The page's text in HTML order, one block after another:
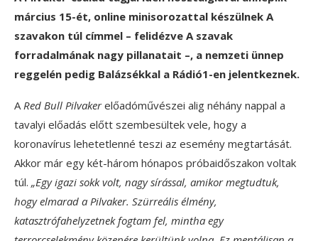
március 15-ét, online minisorozattal készülnek A
szavakon túl címmel – felidézve A szavak
forradalmának nagy pillanatait –, a nemzeti ünnep
reggelén pedig Balázsékkal a Rádió1-en jelentkeznek.
A Red Bull Pilvakerelőadóművészei alig néhány nappal a
tavalyi előadás előtt szembesültek vele, hogy a
koronavírus lehetetlenné teszi az esemény megtartását.
Akkor már egy két-három hónapos próbaidőszakon voltak
túl. „Egy igazi sokk volt, nagy sírással, amikor megtudtuk,
hogy elmarad a Pilvaker. Szürreális élmény,
katasztrófahelyzetnek fogtam fel, mintha egy